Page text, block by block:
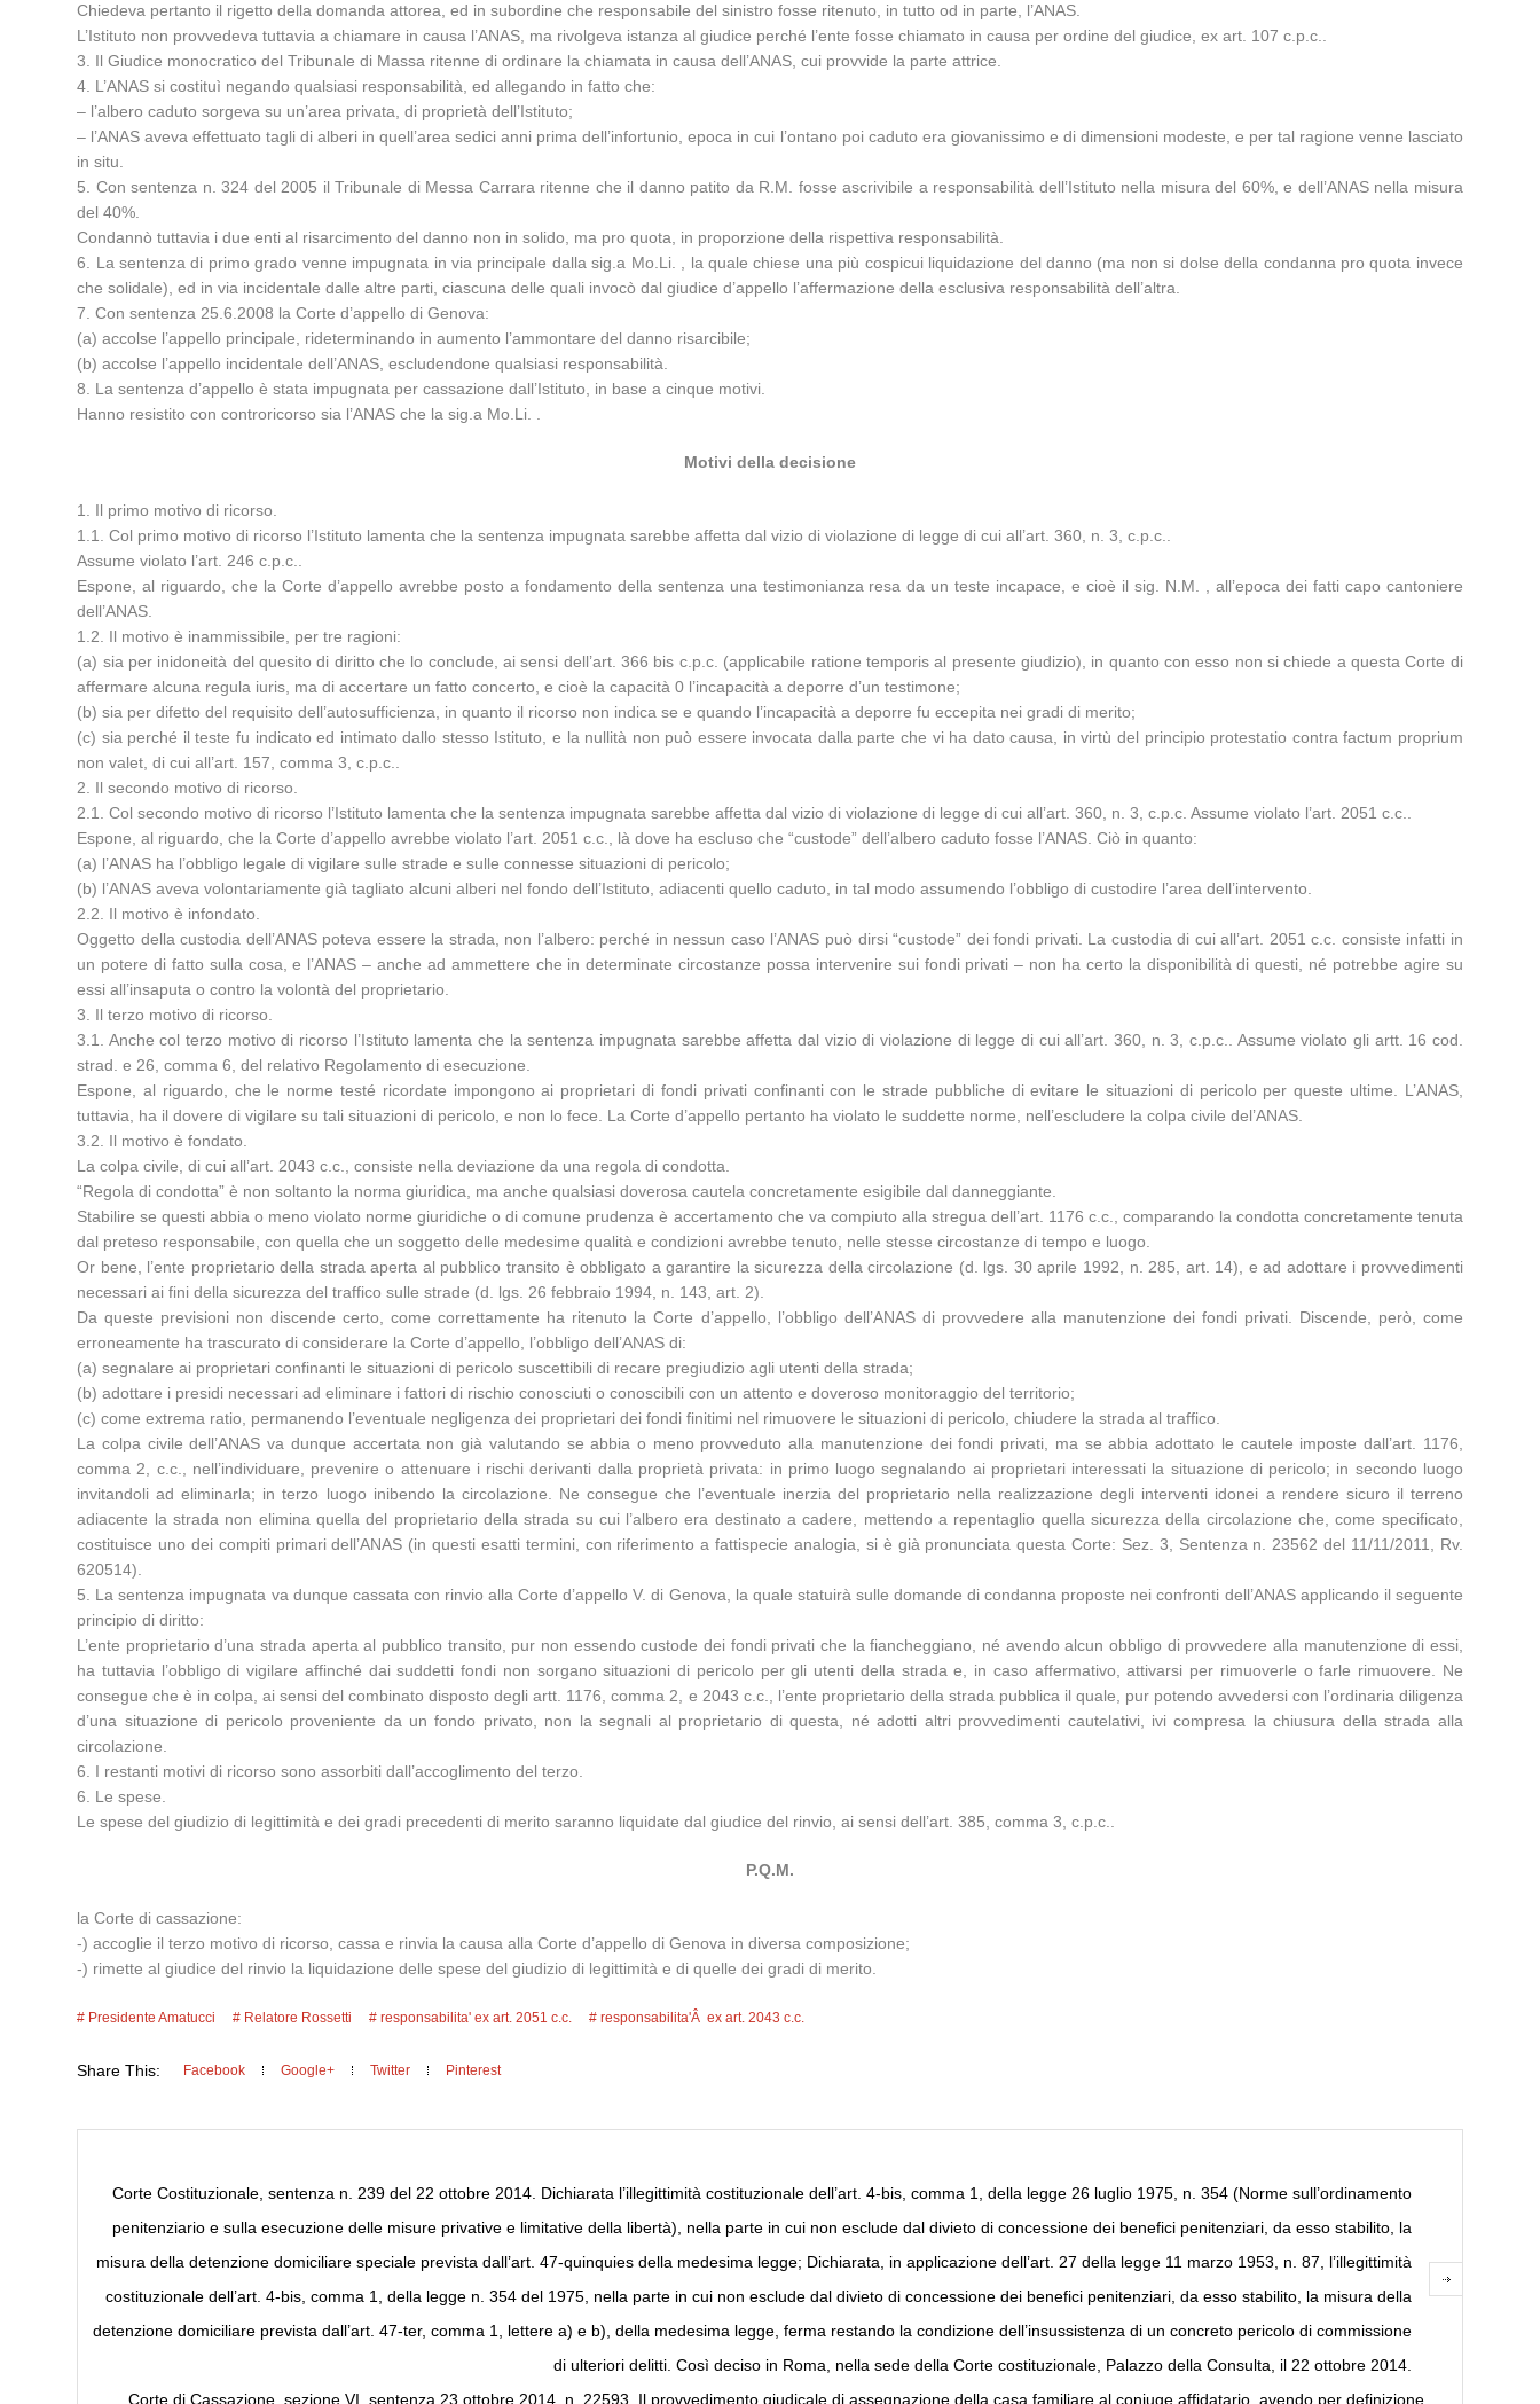
Chiedeva pertanto il rigetto della domanda attorea, ed in subordine che responsabile del sinistro fosse ritenuto, in tutto od in parte, l’ANAS.
L’Istituto non provvedeva tuttavia a chiamare in causa l’ANAS, ma rivolgeva istanza al giudice perché l’ente fosse chiamato in causa per ordine del giudice, ex art. 107 c.p.c..
3. Il Giudice monocratico del Tribunale di Massa ritenne di ordinare la chiamata in causa dell’ANAS, cui provvide la parte attrice.
4. L’ANAS si costituì negando qualsiasi responsabilità, ed allegando in fatto che:
– l’albero caduto sorgeva su un’area privata, di proprietà dell’Istituto;
– l’ANAS aveva effettuato tagli di alberi in quell’area sedici anni prima dell’infortunio, epoca in cui l’ontano poi caduto era giovanissimo e di dimensioni modeste, e per tal ragione venne lasciato
in situ.
5. Con sentenza n. 324 del 2005 il Tribunale di Messa Carrara ritenne che il danno patito da R.M. fosse ascrivibile a responsabilità dell’Istituto nella misura del 60%, e dell’ANAS nella misura
del 40%.
Condannò tuttavia i due enti al risarcimento del danno non in solido, ma pro quota, in proporzione della rispettiva responsabilità.
6. La sentenza di primo grado venne impugnata in via principale dalla sig.a Mo.Li. , la quale chiese una più cospicui liquidazione del danno (ma non si dolse della condanna pro quota invece
che solidale), ed in via incidentale dalle altre parti, ciascuna delle quali invocò dal giudice d’appello l’affermazione della esclusiva responsabilità dell’altra.
7. Con sentenza 25.6.2008 la Corte d’appello di Genova:
(a) accolse l’appello principale, rideterminando in aumento l’ammontare del danno risarcibile;
(b) accolse l’appello incidentale dell’ANAS, escludendone qualsiasi responsabilità.
8. La sentenza d’appello è stata impugnata per cassazione dall’Istituto, in base a cinque motivi.
Hanno resistito con controricorso sia l’ANAS che la sig.a Mo.Li. .
Motivi della decisione
1. Il primo motivo di ricorso.
1.1. Col primo motivo di ricorso l’Istituto lamenta che la sentenza impugnata sarebbe affetta dal vizio di violazione di legge di cui all’art. 360, n. 3, c.p.c..
Assume violato l’art. 246 c.p.c..
Espone, al riguardo, che la Corte d’appello avrebbe posto a fondamento della sentenza una testimonianza resa da un teste incapace, e cioè il sig. N.M. , all’epoca dei fatti capo cantoniere
dell’ANAS.
1.2. Il motivo è inammissibile, per tre ragioni:
(a) sia per inidoneità del quesito di diritto che lo conclude, ai sensi dell’art. 366 bis c.p.c. (applicabile ratione temporis al presente giudizio), in quanto con esso non si chiede a questa Corte di
affermare alcuna regula iuris, ma di accertare un fatto concerto, e cioè la capacità 0 l’incapacità a deporre d’un testimone;
(b) sia per difetto del requisito dell’autosufficienza, in quanto il ricorso non indica se e quando l’incapacità a deporre fu eccepita nei gradi di merito;
(c) sia perché il teste fu indicato ed intimato dallo stesso Istituto, e la nullità non può essere invocata dalla parte che vi ha dato causa, in virtù del principio protestatio contra factum proprium
non valet, di cui all’art. 157, comma 3, c.p.c..
2. Il secondo motivo di ricorso.
2.1. Col secondo motivo di ricorso l’Istituto lamenta che la sentenza impugnata sarebbe affetta dal vizio di violazione di legge di cui all’art. 360, n. 3, c.p.c. Assume violato l’art. 2051 c.c..
Espone, al riguardo, che la Corte d’appello avrebbe violato l’art. 2051 c.c., là dove ha escluso che “custode” dell’albero caduto fosse l’ANAS. Ciò in quanto:
(a) l’ANAS ha l’obbligo legale di vigilare sulle strade e sulle connesse situazioni di pericolo;
(b) l’ANAS aveva volontariamente già tagliato alcuni alberi nel fondo dell’Istituto, adiacenti quello caduto, in tal modo assumendo l’obbligo di custodire l’area dell’intervento.
2.2. Il motivo è infondato.
Oggetto della custodia dell’ANAS poteva essere la strada, non l’albero: perché in nessun caso l’ANAS può dirsi “custode” dei fondi privati. La custodia di cui all’art. 2051 c.c. consiste infatti in
un potere di fatto sulla cosa, e l’ANAS – anche ad ammettere che in determinate circostanze possa intervenire sui fondi privati – non ha certo la disponibilità di questi, né potrebbe agire su
essi all’insaputa o contro la volontà del proprietario.
3. Il terzo motivo di ricorso.
3.1. Anche col terzo motivo di ricorso l’Istituto lamenta che la sentenza impugnata sarebbe affetta dal vizio di violazione di legge di cui all’art. 360, n. 3, c.p.c.. Assume violato gli artt. 16 cod.
strad. e 26, comma 6, del relativo Regolamento di esecuzione.
Espone, al riguardo, che le norme testé ricordate impongono ai proprietari di fondi privati confinanti con le strade pubbliche di evitare le situazioni di pericolo per queste ultime. L’ANAS,
tuttavia, ha il dovere di vigilare su tali situazioni di pericolo, e non lo fece. La Corte d’appello pertanto ha violato le suddette norme, nell’escludere la colpa civile del’ANAS.
3.2. Il motivo è fondato.
La colpa civile, di cui all’art. 2043 c.c., consiste nella deviazione da una regola di condotta.
“Regola di condotta” è non soltanto la norma giuridica, ma anche qualsiasi doverosa cautela concretamente esigibile dal danneggiante.
Stabilire se questi abbia o meno violato norme giuridiche o di comune prudenza è accertamento che va compiuto alla stregua dell’art. 1176 c.c., comparando la condotta concretamente tenuta
dal preteso responsabile, con quella che un soggetto delle medesime qualità e condizioni avrebbe tenuto, nelle stesse circostanze di tempo e luogo.
Or bene, l’ente proprietario della strada aperta al pubblico transito è obbligato a garantire la sicurezza della circolazione (d. lgs. 30 aprile 1992, n. 285, art. 14), e ad adottare i provvedimenti
necessari ai fini della sicurezza del traffico sulle strade (d. lgs. 26 febbraio 1994, n. 143, art. 2).
Da queste previsioni non discende certo, come correttamente ha ritenuto la Corte d’appello, l’obbligo dell’ANAS di provvedere alla manutenzione dei fondi privati. Discende, però, come
erroneamente ha trascurato di considerare la Corte d’appello, l’obbligo dell’ANAS di:
(a) segnalare ai proprietari confinanti le situazioni di pericolo suscettibili di recare pregiudizio agli utenti della strada;
(b) adottare i presidi necessari ad eliminare i fattori di rischio conosciuti o conoscibili con un attento e doveroso monitoraggio del territorio;
(c) come extrema ratio, permanendo l’eventuale negligenza dei proprietari dei fondi finitimi nel rimuovere le situazioni di pericolo, chiudere la strada al traffico.
La colpa civile dell’ANAS va dunque accertata non già valutando se abbia o meno provveduto alla manutenzione dei fondi privati, ma se abbia adottato le cautele imposte dall’art. 1176,
comma 2, c.c., nell’individuare, prevenire o attenuare i rischi derivanti dalla proprietà privata: in primo luogo segnalando ai proprietari interessati la situazione di pericolo; in secondo luogo
invitandoli ad eliminarla; in terzo luogo inibendo la circolazione. Ne consegue che l’eventuale inerzia del proprietario nella realizzazione degli interventi idonei a rendere sicuro il terreno
adiacente la strada non elimina quella del proprietario della strada su cui l’albero era destinato a cadere, mettendo a repentaglio quella sicurezza della circolazione che, come specificato,
costituisce uno dei compiti primari dell’ANAS (in questi esatti termini, con riferimento a fattispecie analogia, si è già pronunciata questa Corte: Sez. 3, Sentenza n. 23562 del 11/11/2011, Rv.
620514).
5. La sentenza impugnata va dunque cassata con rinvio alla Corte d’appello V. di Genova, la quale statuirà sulle domande di condanna proposte nei confronti dell’ANAS applicando il seguente
principio di diritto:
L’ente proprietario d’una strada aperta al pubblico transito, pur non essendo custode dei fondi privati che la fiancheggiano, né avendo alcun obbligo di provvedere alla manutenzione di essi,
ha tuttavia l’obbligo di vigilare affinché dai suddetti fondi non sorgano situazioni di pericolo per gli utenti della strada e, in caso affermativo, attivarsi per rimuoverle o farle rimuovere. Ne
consegue che è in colpa, ai sensi del combinato disposto degli artt. 1176, comma 2, e 2043 c.c., l’ente proprietario della strada pubblica il quale, pur potendo avvedersi con l’ordinaria diligenza
d’una situazione di pericolo proveniente da un fondo privato, non la segnali al proprietario di questa, né adotti altri provvedimenti cautelativi, ivi compresa la chiusura della strada alla
circolazione.
6. I restanti motivi di ricorso sono assorbiti dall’accoglimento del terzo.
6. Le spese.
Le spese del giudizio di legittimità e dei gradi precedenti di merito saranno liquidate dal giudice del rinvio, ai sensi dell’art. 385, comma 3, c.p.c..
P.Q.M.
la Corte di cassazione:
-) accoglie il terzo motivo di ricorso, cassa e rinvia la causa alla Corte d’appello di Genova in diversa composizione;
-) rimette al giudice del rinvio la liquidazione delle spese del giudizio di legittimità e di quelle dei gradi di merito.
Presidente Amatucci Relatore Rossetti responsabilita' ex art. 2051 c.c. responsabilita'Â ex art. 2043 c.c.
Share This: Facebook Google+ Twitter Pinterest
Corte Costituzionale, sentenza n. 239 del 22 ottobre 2014. Dichiarata l’illegittimità costituzionale dell’art. 4-bis, comma 1, della legge 26 luglio 1975, n. 354 (Norme sull’ordinamento
penitenziario e sulla esecuzione delle misure privative e limitative della libertà), nella parte in cui non esclude dal divieto di concessione dei benefici penitenziari, da esso stabilito, la
misura della detenzione domiciliare speciale prevista dall’art. 47-quinquies della medesima legge; Dichiarata, in applicazione dell’art. 27 della legge 11 marzo 1953, n. 87, l’illegittimità
costituzionale dell’art. 4-bis, comma 1, della legge n. 354 del 1975, nella parte in cui non esclude dal divieto di concessione dei benefici penitenziari, da esso stabilito, la misura della
detenzione domiciliare prevista dall’art. 47-ter, comma 1, lettere a) e b), della medesima legge, ferma restando la condizione dell’insussistenza di un concreto pericolo di commissione
di ulteriori delitti. Così deciso in Roma, nella sede della Corte costituzionale, Palazzo della Consulta, il 22 ottobre 2014.
Corte di Cassazione, sezione VI, sentenza 23 ottobre 2014, n. 22593. Il provvedimento giudicale di assegnazione della casa familiare al coniuge affidatario, avendo per definizione